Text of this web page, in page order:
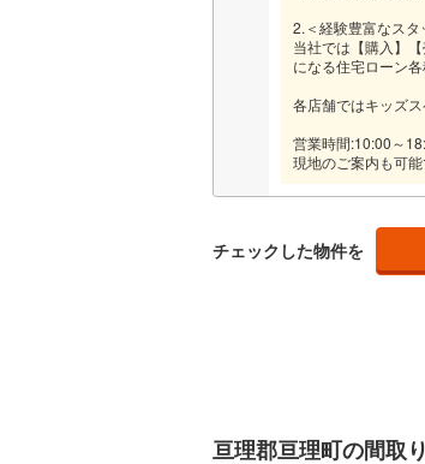
2.＜経験豊富なスタ
当社では【購入】
になる住宅ローン
各店舗ではキッズ
営業時間:10:00～
現地のご案内も可
チェックした物件を
亘理郡亘理町の間取